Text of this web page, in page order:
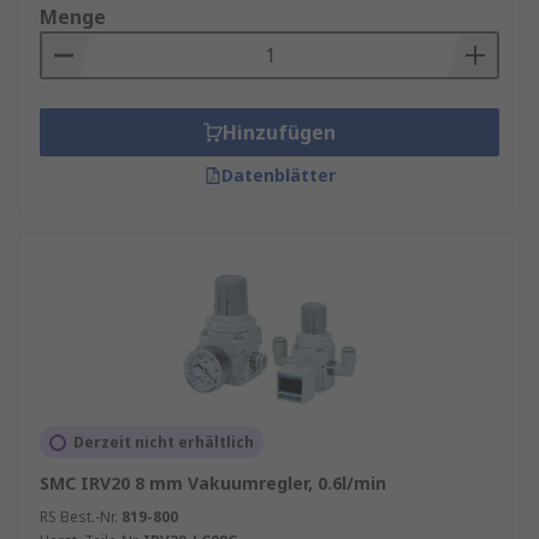
Menge
Hinzufügen
Datenblätter
Derzeit nicht erhältlich
SMC IRV20 8 mm Vakuumregler, 0.6l/min
RS Best.-Nr. 819-800